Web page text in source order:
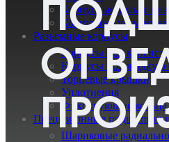
Корпусные узлы с
Корпусные узлы из
Разъемные корпусы
Корпусы под
Корпусы под жидкую
Торцевые крышки
Уплотнения
Фиксирующие кольца
Прецизионные
Шариковые
ОТ